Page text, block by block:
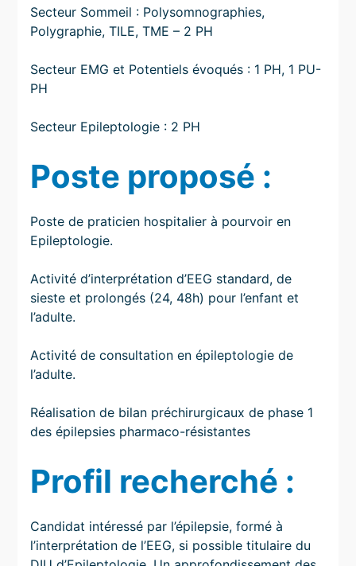
Secteur Sommeil : Polysomnographies,
Polygraphie, TILE, TME – 2 PH
Secteur EMG et Potentiels évoqués : 1 PH, 1 PU-
PH
Secteur Epileptologie : 2 PH
Poste proposé :
Poste de praticien hospitalier à pourvoir en
Epileptologie.
Activité d’interprétation d’EEG standard, de
sieste et prolongés (24, 48h) pour l’enfant et
l’adulte.
Activité de consultation en épileptologie de
l’adulte.
Réalisation de bilan préchirurgicaux de phase 1
des épilepsies pharmaco-résistantes
Profil recherché :
Candidat intéressé par l’épilepsie, formé à
l’interprétation de l’EEG, si possible titulaire du